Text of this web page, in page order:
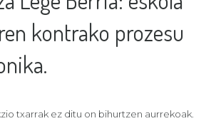
kontrako prozesu
txarrak ez ditu on bihurtzen aurrekoak.